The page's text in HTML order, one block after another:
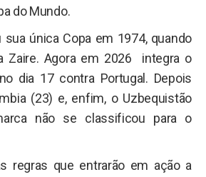
do Mundo.
sua única Copa em 1974, quando
Zaire. Agora em 2026 integra o
dia 17 contra Portugal. Depois
(23) e, enfim, o Uzbequistão
não se classificou para o
regras que entrarão em ação a